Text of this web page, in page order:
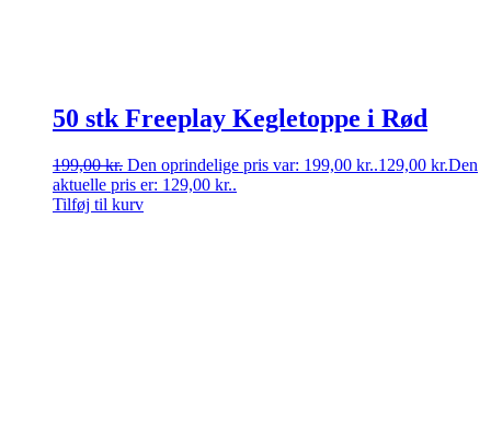
50 stk Freeplay Kegletoppe i Rød
199,00kr. Den oprindelige pris var: 199,00 kr..129,00 kr.Den
aktuelle pris er: 129,00 kr..
Tilføj til kurv